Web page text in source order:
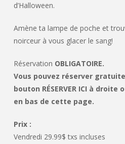
d’Halloween.
Amène ta lampe de poche et
noirceur à vous glacer le sang!
Réservation OBLIGATOIRE.
Vous pouvez réserver
bouton RÉSERVER ICI à
en bas de cette page.
Prix :
Vendredi 29.99$ txs incluses